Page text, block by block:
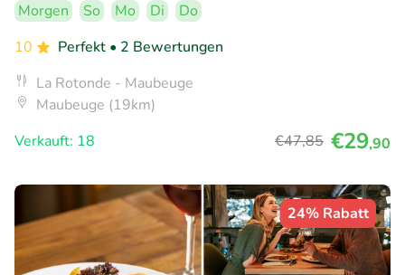
Morgen So Mo Di
Do
10
Perfekt • 2 Bewertungen
La Rotonde - Maubeuge
Maubeuge (19km)
Verkauft: 18
€47,85 €29,90
24% Rabatt